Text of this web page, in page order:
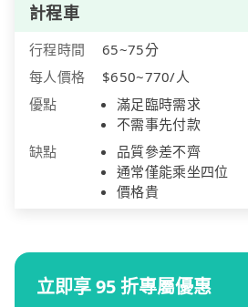
計程車
行程時間
65~75分
每人價格
$650~770/人
優點
滿足臨時需求
不需事先付款
缺點
品質參差不齊
通常僅能乘坐四位
價格貴
立即享 95 折專屬優惠